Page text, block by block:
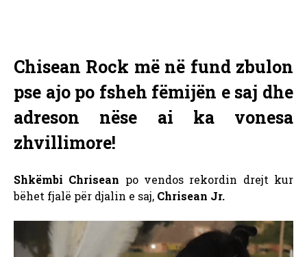
Chisean Rock më në fund zbulon
pse ajo po fsheh fëmijën e saj dhe
adreson nëse ai ka vonesa
zhvillimore!
Shkëmbi Chrisean po vendos rekordin drejt kur
bëhet fjalë për djalin e saj, Chrisean Jr.